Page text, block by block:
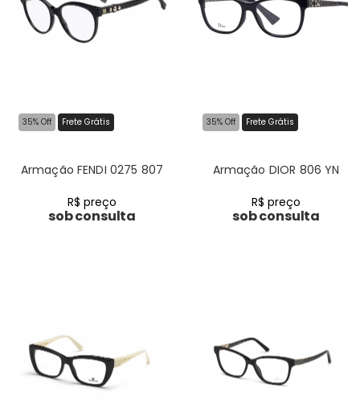
35% Off Frete Grátis
Armação FENDI 0275 807
R$ preço
sob consulta
35% Off Frete Grátis
Armação DIOR 806 YN
R$ preço
sob consulta